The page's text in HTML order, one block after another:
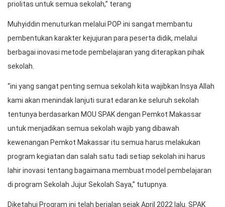
priolitas untuk semua sekolah,” terang
Muhyiddin menuturkan melalui POP ini sangat membantu
pembentukan karakter kejujuran para peserta didik, melalui
berbagai inovasi metode pembelajaran yang diterapkan pihak
sekolah.
“ini yang sangat penting semua sekolah kita wajibkan Insya Allah
kami akan menindak lanjuti surat edaran ke seluruh sekolah
tentunya berdasarkan MOU SPAK dengan Pemkot Makassar
untuk menjadikan semua sekolah wajib yang dibawah
kewenangan Pemkot Makassar itu semua harus melakukan
program kegiatan dan salah satu tadi setiap sekolah ini harus
lahir inovasi tentang bagaimana membuat model pembelajaran
di program Sekolah Jujur Sekolah Saya,” tutupnya.
Diketahui Program ini telah berjalan sejak April 2022 lalu. SPAK